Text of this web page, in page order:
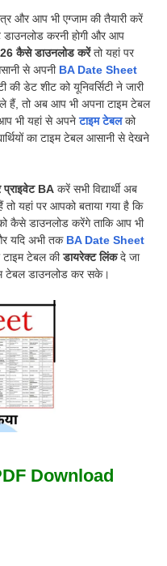
और आप भी एग्जाम की तैयारी करें
करनी होगी और आप
कैसे डाउनलोड करेंतो यहां पर
से अपनी BA Date Sheet
डेट शीट को यूनिवर्सिटी ने जारी
हैं, तो अब आप भी अपना टाइम टेबल
भी यहां से अपनेटाइम टेबलको
का टाइम टेबल आसानी से देखने
BA करें सभी विद्यार्थी अब
यहां पर आपको बताया गया है कि
कैसे डाउनलोड करेंगे ताकि आप भी
यदि अभी तक BA Date Sheet
टाइम टेबल कीडायरेक्ट लिंकदे जा
टेबल डाउनलोड कर सके।
Download